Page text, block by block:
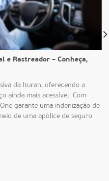
e Rastreador – Conheça,
da Ituran, oferecendo a
ainda mais acessível. Com
garante uma indenização de
de uma apólice de seguro